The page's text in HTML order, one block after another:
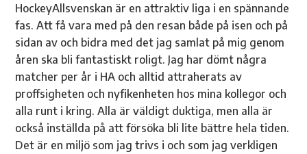
HockeyAllsvenskan är en attraktiv liga i en spännande
fas. Att få vara med på den resan både på isen och på
sidan av och bidra med det jag samlat på mig genom
åren ska bli fantastiskt roligt. Jag har dömt några
matcher per år i HA och alltid attraherats av
proffsigheten och nyfikenheten hos mina kollegor och
alla runt i kring. Alla är väldigt duktiga, men alla är
också inställda på att försöka bli lite bättre hela tiden.
Det är en miljö som jag trivs i och som jag verkligen